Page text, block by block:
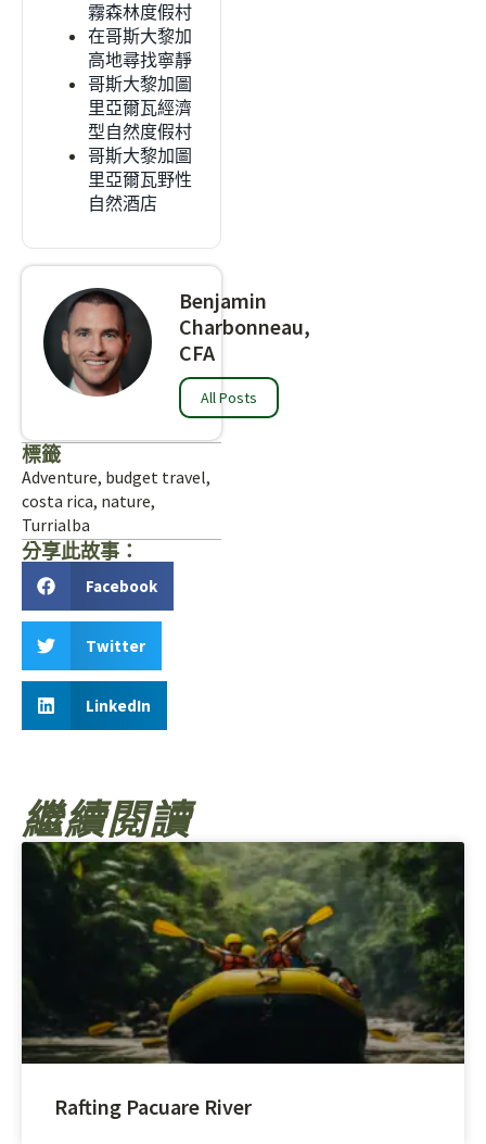
霧森林度假村
在哥斯大黎加
高地尋找寧靜
哥斯大黎加圖
里亞爾瓦經濟
型自然度假村
哥斯大黎加圖
里亞爾瓦野性
自然酒店
Benjamin
Charbonneau,
CFA
All Posts
標籤
Adventure, budget travel,
costa rica, nature,
Turrialba
分享此故事：
Facebook
Twitter
LinkedIn
繼續閱讀
Rafting Pacuare River